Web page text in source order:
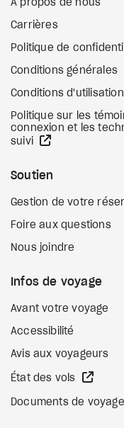
À propos de nous
Carrières
Politique de
Conditions générales
Conditions d'utilisation
Politique sur les
connexion et les
suivi
Soutien
Gestion de votre
Foire aux questions
Nous joindre
Infos de voyage
Avant votre voyage
Accessibilité
Avis aux voyageurs
État des vols
Documents de voyage